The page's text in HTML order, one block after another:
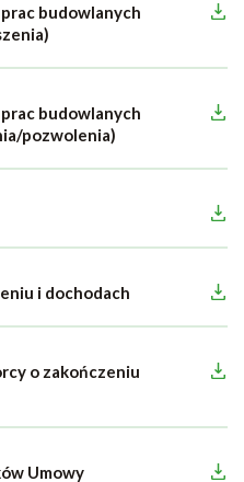
budowlanych
budowlanych
pozwolenia)
i dochodach
o zakończeniu
Umowy